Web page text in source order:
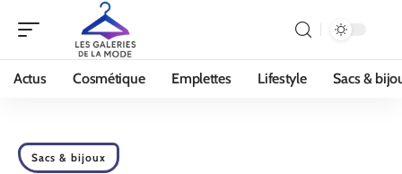
Actus Cosmétique Emplettes Lifestyle Sacs &
Sacs & bijoux